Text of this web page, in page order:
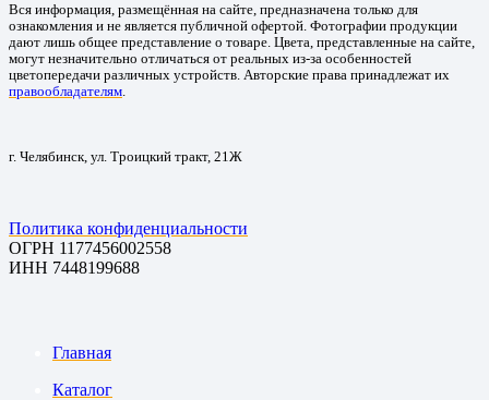
Вся информация, размещённая на сайте, предназначена только для
ознакомления и не является публичной офертой. Фотографии продукции
дают лишь общее представление о товаре. Цвета, представленные на сайте,
могут незначительно отличаться от реальных из-за особенностей
цветопередачи различных устройств. Авторские права принадлежат их
правообладателям
г. Челябинск, ул. Троицкий тракт, 21Ж
Политика конфиденциальности
ОГРН 1177456002558
ИНН 7448199688
Главная
Каталог